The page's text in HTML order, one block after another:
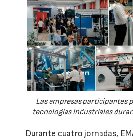
Las empresas participantes
tecnologías industriales
Durante cuatro jornadas,